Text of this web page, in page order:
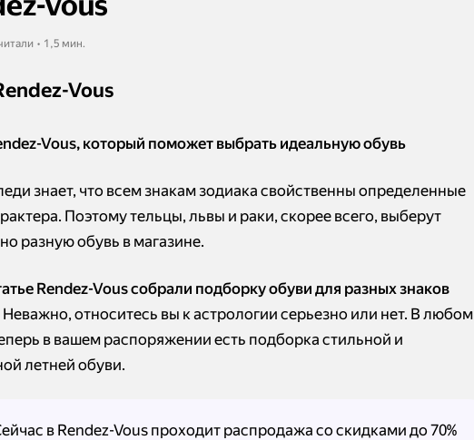
• 1,5 мин.
Vous
Vous, который поможет выбрать идеальную обувь
знает, что всем знакам зодиака свойственны определенные
Поэтому тельцы, львы и раки, скорее всего, выберут
разную обувь в магазине.
Rendez-Vous собрали подборку обуви для разных знаков
Неважно, относитесь вы к астрологии серьезно или нет. В любом
в вашем распоряжении есть подборка стильной и
летней обуви.
в Rendez-Vous проходит распродажа со скидками до 70%